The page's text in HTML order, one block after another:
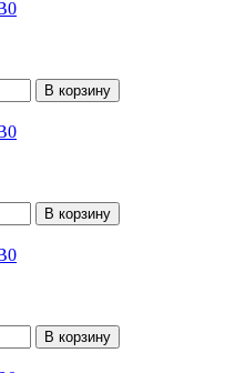
В корзину
В корзину
В корзину